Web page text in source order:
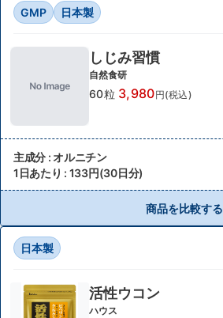
GMP 日本製
しじみ習慣
自然食研
60粒 3,980円(税込)
主成分 : オルニチン
1日あたり : 133円(30日分)
商品を比較する
日本製
活性ウコン
ハウス